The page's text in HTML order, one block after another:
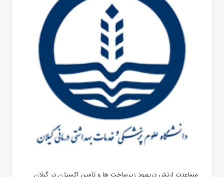
مساعدت ارتش دربهبود زیرساخت ها و تامین اکسیژن در گیلان